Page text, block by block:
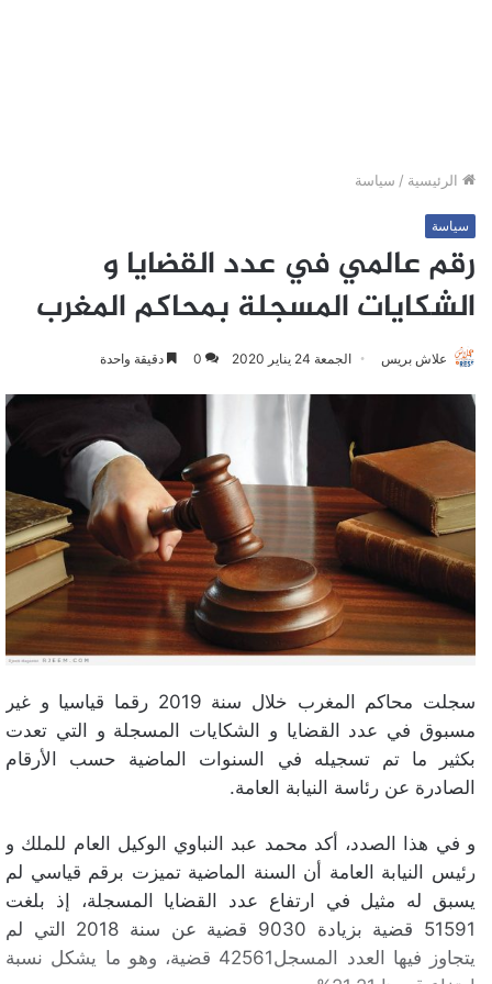
الرئيسية / سياسة
سياسة
رقم عالمي في عدد القضايا و
الشكايات المسجلة بمحاكم المغرب
علاش بريس الجمعة 24 يناير 2020 0 دقيقة واحدة
سجلت محاكم المغرب خلال سنة 2019 رقما قياسيا و غير
مسبوق في عدد القضايا و الشكايات المسجلة و التي تعدت
بكثير ما تم تسجيله في السنوات الماضية حسب الأرقام
الصادرة عن رئاسة النيابة العامة.
و في هذا الصدد، أكد محمد عبد النباوي الوكيل العام للملك و
رئيس النيابة العامة أن السنة الماضية تميزت برقم قياسي لم
يسبق له مثيل في ارتفاع عدد القضايا المسجلة، إذ بلغت
51591 قضية بزيادة 9030 قضية عن سنة 2018 التي لم
يتجاوز فيها العدد المسجل42561 قضية، وهو ما يشكل نسبة